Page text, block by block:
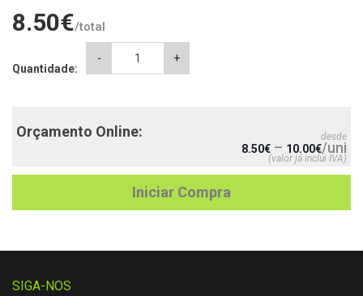
8.50€/total
Quantidade:
-
Caneca
+
Orçamento Online: desde
8.50€ – 10.00€/uni
(valor já inclui IVA)
Iniciar Compra
SIGA-NOS